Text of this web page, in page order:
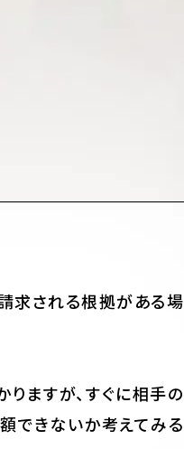
求される根拠がある場
ますが、すぐに相手の
できないか考えてみる